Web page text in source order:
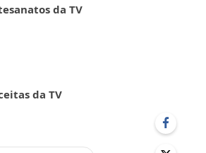
da TV
da TV